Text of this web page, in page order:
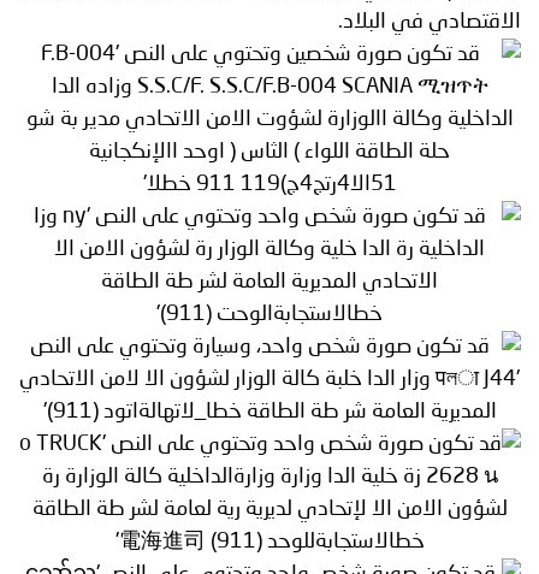
الاقتصادي في البلاد.